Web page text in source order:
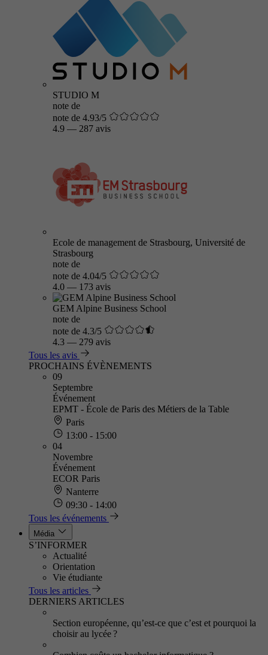
STUDIO M
note de
note de 4.93/5
4.9 — 287 avis
Ecole de management de Strasbourg, Université de
Strasbourg
note de
note de 4.04/5
4.0 — 173 avis
GEM Alpine Business School
note de
note de 4.3/5
4.3 — 279 avis
Tous les avis
PROCHAINS ÉVÈNEMENTS
09
Septembre
Événement
EPMT - École de Paris des Métiers de la Table
Paris
13:00 - 15:00
04
Novembre
Événement
ECOR Paris
Nanterre
09:30 - 14:00
Tous les événements
Média
S’INFORMER
Actualité
Orientation
Vie étudiante
Tous les articles
DERNIERS ARTICLES
Section européenne, qu’est-ce que c’est et pourquoi la
choisir au lycée ?